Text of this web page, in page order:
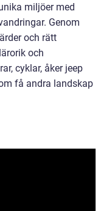
miljöer med
Genom
och rätt
och
cyklar, åker jeep
få andra landskap